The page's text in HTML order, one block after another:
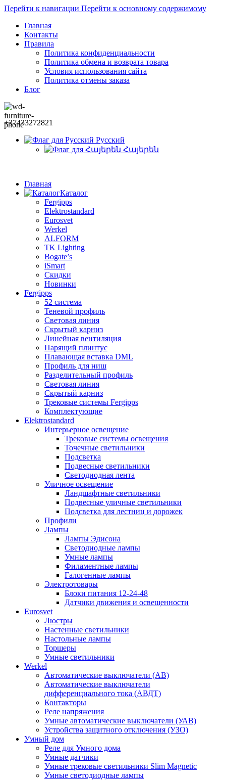
Перейти к навигации Перейти к основному содержимому
Главная
Контакты
Правила
Политика конфиденциальности
Политика обмена и возврата товара
Условия использования сайта
Политика отмены заказа
Блог
+37433272821
Русский
Հայերեն
Главная
Каталог
Fergipps
Elektrostandard
Eurosvet
Werkel
ALFORM
TK Lighting
Bogate’s
iSmart
Скидки
Новинки
Fergipps
52 система
Теневой профиль
Световая линия
Скрытый карниз
Линейная вентиляция
Парящий плинтус
Плавающая вставка DML
Профиль для ниш
Разделительный профиль
Световая линия
Скрытый карниз
Трековые системы Fergipps
Комплектующие
Elektrostandard
Интерьерное освещение
Трековые системы освещения
Точечные светильники
Подсветка
Подвесные светильники
Светодиодная лента
Уличное освещение
Ландшафтные светильники
Подвесные уличные светильники
Подсветка для лестниц и дорожек
Профили
Лампы
Лампы Эдисона
Светодиодные лампы
Умные лампы
Филаментные лампы
Галогенные лампы
Электротовары
Блоки питания 12-24-48
Датчики движения и освещенности
Eurosvet
Люстры
Настенные светильники
Настольные лампы
Торшеры
Умные светильники
Werkel
Автоматические выключатели (АВ)
Автоматические выключатели
дифференциального тока (АВДТ)
Контакторы
Реле напряжения
Умные автоматические выключатели (УАВ)
Устройства защитного отключения (УЗО)
Умный дом
Реле для Умного дома
Умные датчики
Умные трековые светильники Slim Magnetic
Умные светодиодные лампы